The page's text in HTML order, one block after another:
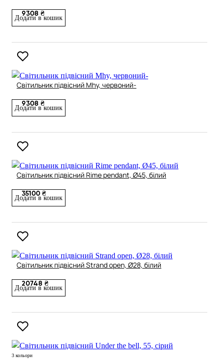
9308 ₴
Додати в кошик
Світильник підвісний Mhy, червоний-
9308 ₴
Додати в кошик
Світильник підвісний Rime pendant, Ø45, білий
35100 ₴
Додати в кошик
Світильник підвісний Strand open, Ø28, білий
20748 ₴
Додати в кошик
3 кольори